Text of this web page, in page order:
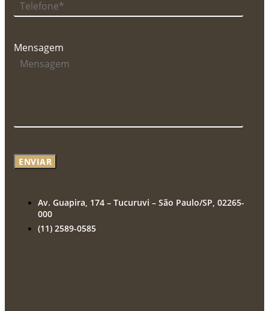
Mensagem
ENVIAR
Av. Guapira, 174 – Tucuruvi – São Paulo/SP, 02265-
000
(11) 2589-0585